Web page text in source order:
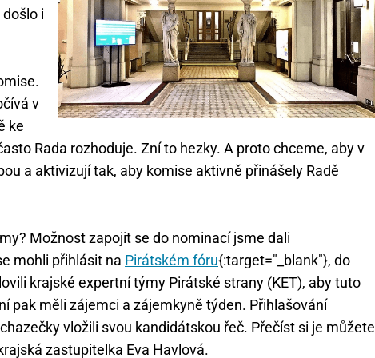
i
v
ke
Rada rozhoduje. Zní to hezky. A proto chceme, aby v
a aktivizují tak, aby komise aktivně přinášely Radě
Možnost zapojit se do nominací jsme dali
mohli přihlásit na Pirátském fóru{:target="_blank"}, do
krajské expertní týmy Pirátské strany (KET), aby tuto
pak měli zájemci a zájemkyně týden. Přihlašování
vložili svou kandidátskou řeč. Přečíst si je můžete
zastupitelka Eva Havlová.